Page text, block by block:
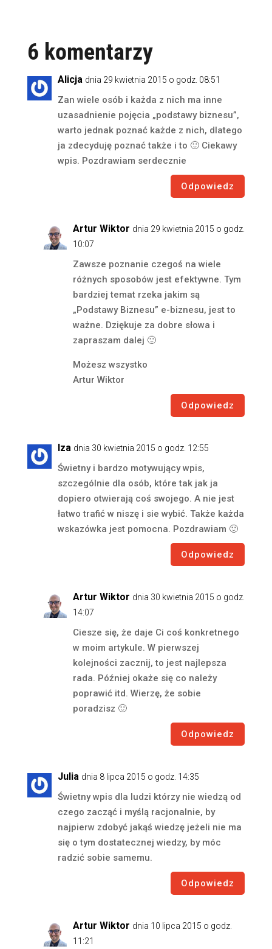
6 komentarzy
Alicja dnia 29 kwietnia 2015 o godz. 08:51
Zan wiele osób i każda z nich ma inne
uzasadnienie pojęcia „podstawy biznesu”,
warto jednak poznać każde z nich, dlatego
ja zdecyduję poznać także i to 🙂 Ciekawy
wpis. Pozdrawiam serdecznie
Odpowiedz
Artur Wiktor dnia 29 kwietnia 2015 o godz.
10:07
Zawsze poznanie czegoś na wiele
różnych sposobów jest efektywne. Tym
bardziej temat rzeka jakim są
„Podstawy Biznesu” e-biznesu, jest to
ważne. Dziękuje za dobre słowa i
zapraszam dalej 🙂
Możesz wszystko
Artur Wiktor
Odpowiedz
Iza dnia 30 kwietnia 2015 o godz. 12:55
Świetny i bardzo motywujący wpis,
szczególnie dla osób, które tak jak ja
dopiero otwierają coś swojego. A nie jest
łatwo trafić w niszę i sie wybić. Także każda
wskazówka jest pomocna. Pozdrawiam 🙂
Odpowiedz
Artur Wiktor dnia 30 kwietnia 2015 o godz.
14:07
Ciesze się, że daje Ci coś konkretnego
w moim artykule. W pierwszej
kolejności zacznij, to jest najlepsza
rada. Później okaże się co należy
poprawić itd. Wierzę, że sobie
poradzisz 🙂
Odpowiedz
Julia dnia 8 lipca 2015 o godz. 14:35
Świetny wpis dla ludzi którzy nie wiedzą od
czego zacząć i myślą racjonalnie, by
najpierw zdobyć jakąś wiedzę jeżeli nie ma
się o tym dostatecznej wiedzy, by móc
radzić sobie samemu.
Odpowiedz
Artur Wiktor dnia 10 lipca 2015 o godz.
11:21